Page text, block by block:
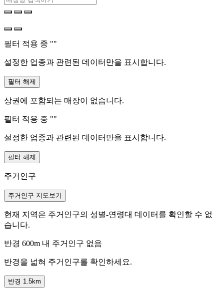
필터 적용 중 ""
설정한 업종과 관련된 데이터만을 표시합니다.
필터 해제
상권에 포함되는 매장이 없습니다.
필터 적용 중 ""
설정한 업종과 관련된 데이터만을 표시합니다.
필터 해제
주거인구
주거인구 지도보기
현재 지역은 주거인구의 성별-연령대 데이터를 확인할 수 없
습니다.
반경 600m 내 주거인구 없음
반경을 넓혀 주거인구를 확인하세요.
반경 1.5km